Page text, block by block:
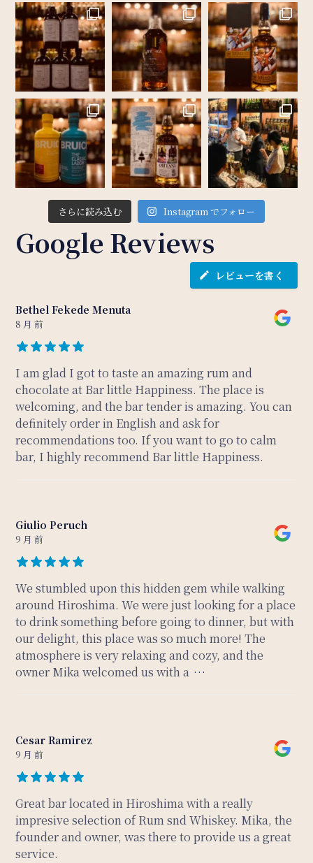
さらに読み込む Instagram でフォロー
Google Reviews
レビューを書く
Bethel Fekede Menuta
8 月 前
I am glad I got to taste an amazing rum and
chocolate at Bar little Happiness. The place is
welcoming, and the bar tender is amazing. You can
definitely order in English and ask for
recommendations too. If you want to go to calm
bar, I highly recommend Bar little Happiness.
Giulio Peruch
9 月 前
We stumbled upon this hidden gem while walking
around Hiroshima. We were just looking for a place
to drink something before going to dinner, but with
our delight, this place was so much more! The
atmosphere is very relaxing and cozy, and the
owner Mika welcomed us with a …
Cesar Ramirez
9 月 前
Great bar located in Hiroshima with a really
impresive selection of Rum snd Whiskey. Mika, the
founder and owner, was there to provide us a great
service.